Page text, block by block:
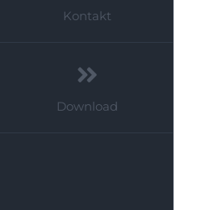
Kontakt
Download